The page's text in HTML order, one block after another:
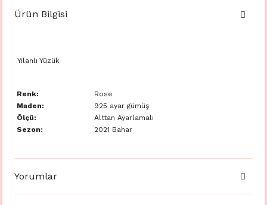
Ürün Bilgisi
Yılanlı Yüzük
Renk:
Rose
Maden:
925 ayar gümüş
Ölçü:
Alttan Ayarlamalı
Sezon:
2021 Bahar
Yorumlar